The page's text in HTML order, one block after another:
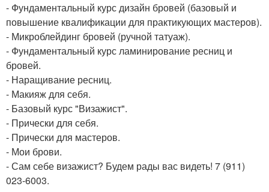
- Фундаментальный курс дизайн бровей (базовый и
повышение квалификации для практикующих мастеров).
- Микроблейдинг бровей (ручной татуаж).
- Фундаментальный курс ламинирование ресниц и
бровей.
- Наращивание ресниц.
- Макияж для себя.
- Базовый курс "Визажист".
- Прически для себя.
- Прически для мастеров.
- Мои брови.
- Сам себе визажист? Будем рады вас видеть! 7 (911)
023-6003.